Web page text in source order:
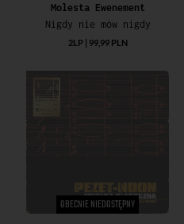
Molesta Ewenement
Nigdy nie mów nigdy
2LP | 99,99 PLN
OBECNIE NIEDOSTĘPNY